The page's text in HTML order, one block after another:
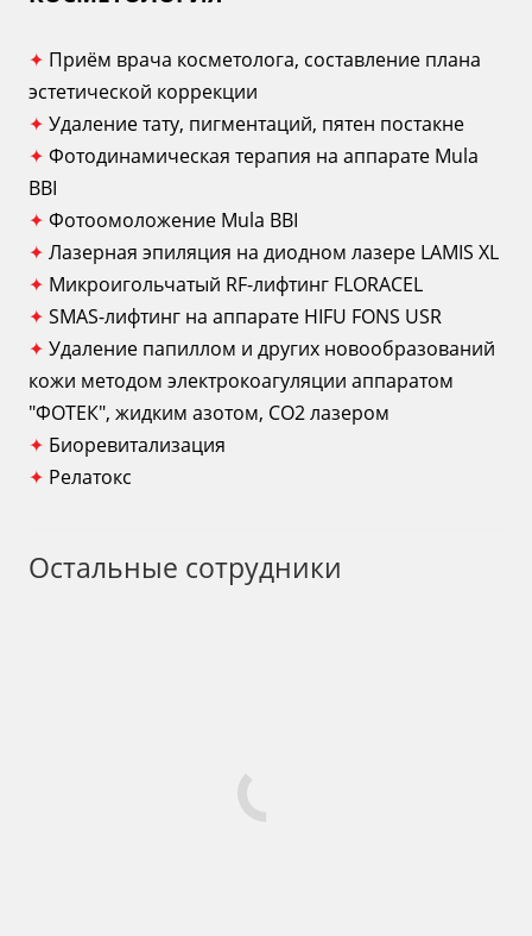
✦ Приём врача косметолога, составление плана
эстетической коррекции
✦ Удаление тату, пигментаций, пятен постакне
✦ Фотодинамическая терапия на аппарате Mula
BBI
✦ Фотоомоложение Mula BBI
✦ Лазерная эпиляция на диодном лазере LAMIS XL
✦ Микроигольчатый RF-лифтинг FLORACEL
✦ SMAS-лифтинг на аппарате HIFU FONS USR
✦ Удаление папиллом и других новообразований
кожи методом электрокоагуляции аппаратом
"ФОТЕК", жидким азотом, СО2 лазером
✦ Биоревитализация
✦ Релатокс
Остальные сотрудники